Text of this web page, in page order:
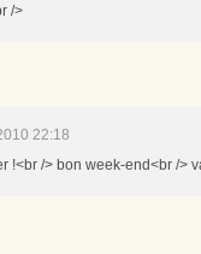
/>
22:18
!<br /> bon week-end<br />